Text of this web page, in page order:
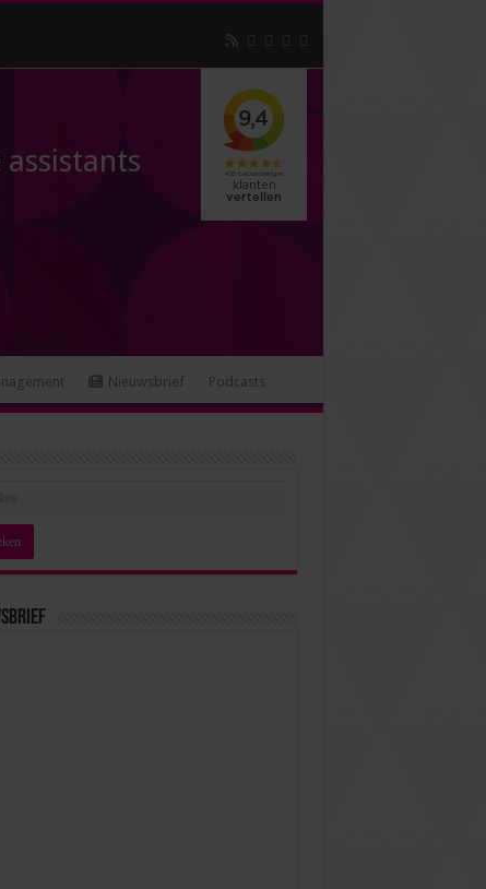
Nieuwsbrief Podcasts